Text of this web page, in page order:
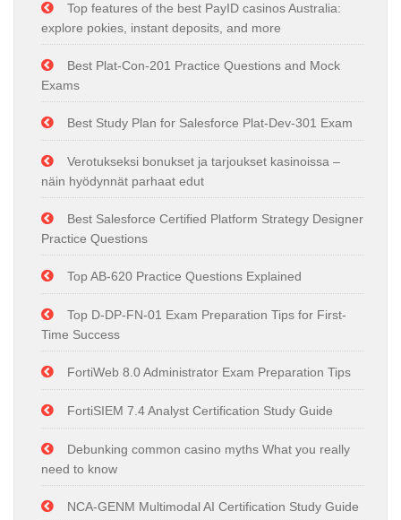
Top features of the best PayID casinos Australia:
explore pokies, instant deposits, and more
Best Plat-Con-201 Practice Questions and Mock
Exams
Best Study Plan for Salesforce Plat-Dev-301 Exam
Verotukseksi bonukset ja tarjoukset kasinoissa –
näin hyödynnät parhaat edut
Best Salesforce Certified Platform Strategy Designer
Practice Questions
Top AB-620 Practice Questions Explained
Top D-DP-FN-01 Exam Preparation Tips for First-
Time Success
FortiWeb 8.0 Administrator Exam Preparation Tips
FortiSIEM 7.4 Analyst Certification Study Guide
Debunking common casino myths What you really
need to know
NCA-GENM Multimodal AI Certification Study Guide